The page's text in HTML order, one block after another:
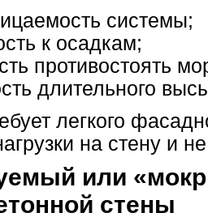
системы;
к осадкам;
противостоять
длительного
легкого
на стену и
или
стены